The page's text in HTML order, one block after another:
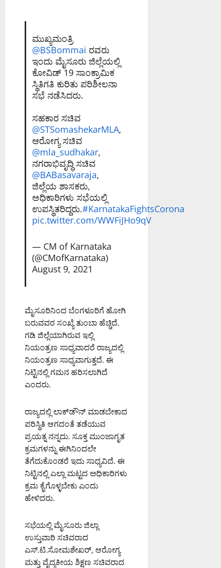
ಮುಖ್ಯಮಂತ್ರಿ
@BSBommai ರವರು
ಇಂದು ಮೈಸೂರು ಜಿಲ್ಲೆಯಲ್ಲಿ
ಕೋವಿಡ್ 19 ಸಾಂಕ್ರಾಮಿಕ
ಸ್ಥಿತಿಗತಿ ಕುರಿತು ಪರಿಶೀಲನಾ
ಸಭೆ ನಡೆಸಿದರು.
ಸಹಕಾರ ಸಚಿವ
@STSomashekarMLA,
ಆರೋಗ್ಯ ಸಚಿವ
@mla_sudhakar,
ನಗರಾಭಿವೃದ್ಧಿ ಸಚಿವ
@BABasavaraja,
ಜಿಲ್ಲೆಯ ಶಾಸಕರು,
ಅಧಿಕಾರಿಗಳು ಸಭೆಯಲ್ಲಿ
ಉಪಸ್ಥಿತರಿದ್ದರು.#KarnatakaFightsCorona
pic.twitter.com/WWFiJHo9qV
— CM of Karnataka
(@CMofKarnataka)
August 9, 2021
ಮೈಸೂರಿನಿಂದ ಬೆಂಗಳೂರಿಗೆ ಹೋಗಿ
ಬರುವವರ ಸಂಖ್ಯೆ ತುಂಬಾ ಹೆಚ್ಚಿದೆ.
ಗಡಿ ಜಿಲ್ಲೆಯಾಗಿರುವ ಇಲ್ಲಿ
ನಿಯಂತ್ರಣ ಸಾಧ್ಯವಾದರೆ ರಾಜ್ಯದಲ್ಲಿ
ನಿಯಂತ್ರಣ ಸಾಧ್ಯವಾಗುತ್ತದೆ. ಈ
ನಿಟ್ಟಿನಲ್ಲಿ ಗಮನ ಹರಿಸಲಾಗಿದೆ
ಎಂದರು.
ರಾಜ್ಯದಲ್ಲಿ ಲಾಕ್‌ಡೌನ್ ಮಾಡಬೇಕಾದ
ಪರಿಸ್ಥಿತಿ ಆಗದಂತೆ ತಡೆಯುವ
ಪ್ರಯತ್ನ ನನ್ನದು. ಸೂಕ್ತ ಮುಂಜಾಗೃತ
ಕ್ರಮಗಳನ್ನು ಈಗಿನಿಂದಲೇ
ತೆಗೆದುಕೊಂಡರೆ ಇದು ಸಾಧ್ಯವಿದೆ. ಈ
ನಿಟ್ಟಿನಲ್ಲಿ ಎಲ್ಲಾ ಮಟ್ಟದ ಅಧಿಕಾರಿಗಳು
ಕ್ರಮ ಕೈಗೊಳ್ಳಬೇಕು ಎಂದು
ಹೇಳಿದರು.
ಸಭೆಯಲ್ಲಿ ಮೈಸೂರು ಜಿಲ್ಲಾ
ಉಸ್ತುವಾರಿ ಸಚಿವರಾದ
ಎಸ್.ಟಿ.ಸೋಮಶೇಖರ್, ಆರೋಗ್ಯ
ಮತ್ತು ವೈದ್ಯಕೀಯ ಶಿಕ್ಷಣ ಸಚಿವರಾದ